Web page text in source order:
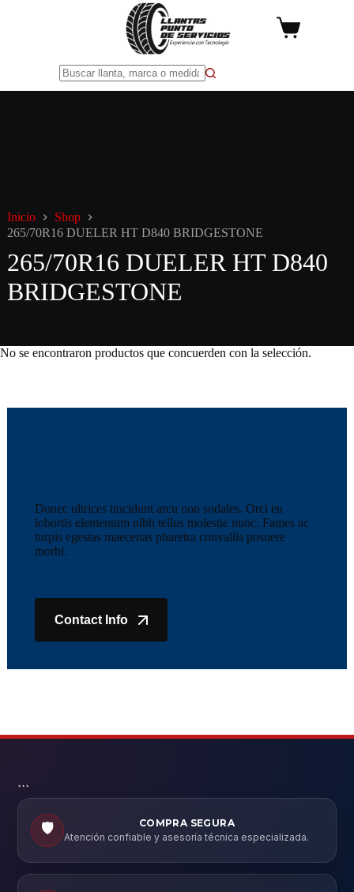
Carro
Inicio
Shop
265/70R16 DUELER HT D840 BRIDGESTONE
265/70R16 DUELER HT D840
BRIDGESTONE
No se encontraron productos que concuerden con la selección.
Donec ultrices tincidunt arcu non sodales. Orci eu
lobortis elementum nibh tellus molestie nunc. Fames ac
turpis egestas maecenas pharetra convallis posuere
morbi.
Contact Info
```
🛡️
COMPRA SEGURA
Atención confiable y asesoría técnica especializada.